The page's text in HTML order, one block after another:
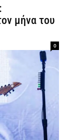
μήνα του
0